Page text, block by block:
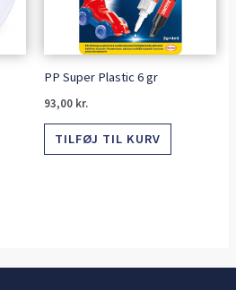
PP Super Plastic 6 gr
93,00 kr.
TILFØJ TIL KURV